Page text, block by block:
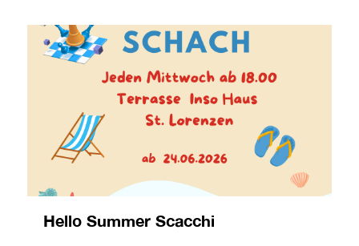
Hello Summer Scacchi